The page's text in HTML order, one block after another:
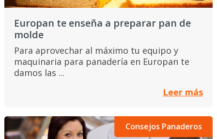
Europan te enseña a preparar pan de
molde
Para aprovechar al máximo tu equipo y
maquinaria para panadería en Europan te
damos las ...
Leer más
Consejos Panaderos